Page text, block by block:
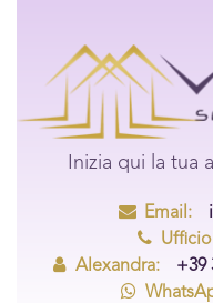
Inizia qui la tua
Email:
Alexandra:
+39